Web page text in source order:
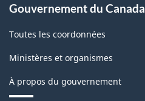
Gouvernement du Canada
Toutes les coordonnées
Ministères et organismes
À propos du gouvernement